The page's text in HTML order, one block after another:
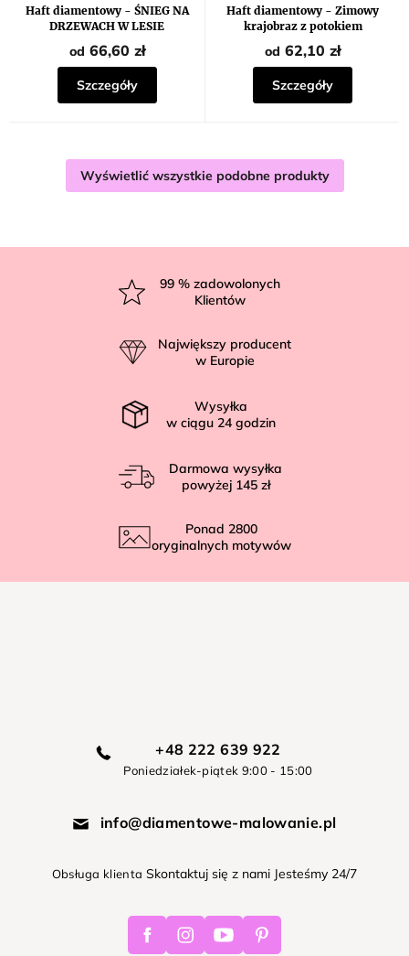
Haft diamentowy - ŚNIEG NA
DRZEWACH W LESIE
od 66,60 zł
Szczegóły
Haft diamentowy - Zimowy
krajobraz z potokiem
od 62,10 zł
Szczegóły
Wyświetlić wszystkie podobne produkty
99 % zadowolonych
Klientów
Największy producent
w Europie
Wysyłka
w ciągu 24 godzin
Darmowa wysyłka
powyżej 145 zł
Ponad 2800
oryginalnych motywów
+48 222 639 922
Poniedziałek-piątek 9:00 - 15:00
info@diamentowe-malowanie.pl
Obsługa klienta Skontaktuj się z nami Jesteśmy 24/7
FacebookInstagramYoutube Pinterest